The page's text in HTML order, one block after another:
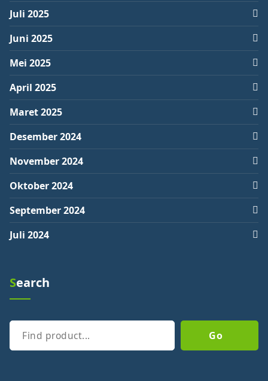
Juli 2025
Juni 2025
Mei 2025
April 2025
Maret 2025
Desember 2024
November 2024
Oktober 2024
September 2024
Juli 2024
Search
Cari
Go